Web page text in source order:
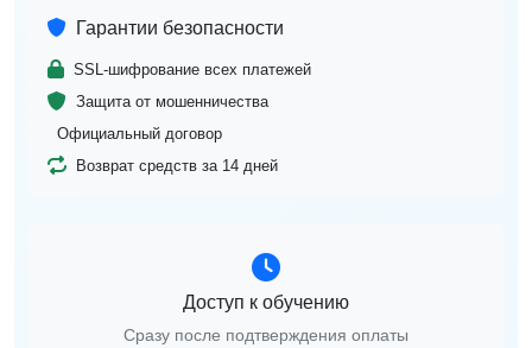
Гарантии безопасности
SSL-шифрование всех платежей
Защита от мошенничества
Официальный договор
Возврат средств за 14 дней
Доступ к обучению
Сразу после подтверждения оплаты